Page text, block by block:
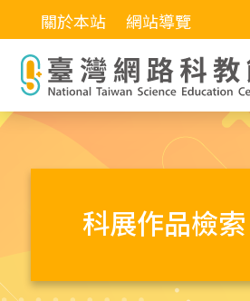
關於本站 網站導覽
科展作品檢索